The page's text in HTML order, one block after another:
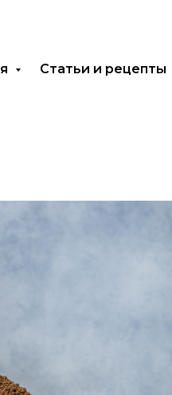
Статьи и рецепты